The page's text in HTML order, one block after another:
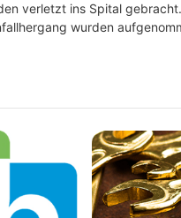
verletzt ins Spital gebracht.
wurden